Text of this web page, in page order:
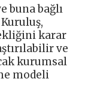
buna bağlı
karar
ve
kurumsal
modeli